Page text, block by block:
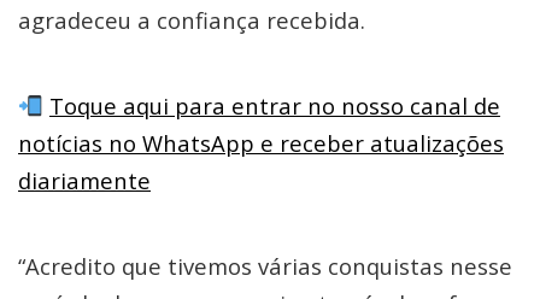
agradeceu a confiança recebida.
Toque aqui para entrar no nosso canal de
notícias no WhatsApp e receber atualizações
diariamente
“Acredito que tivemos várias conquistas nesse